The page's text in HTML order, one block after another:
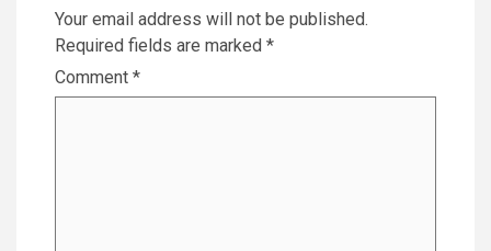
Your email address will not be published.
Required fields are marked *
Comment *